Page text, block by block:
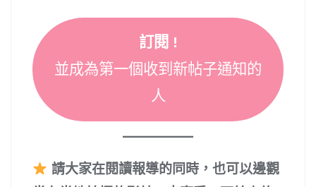
訂閱 !
並成為第一個收到新帖子通知的
人
請大家在閱讀報導的同時，也可以邊觀